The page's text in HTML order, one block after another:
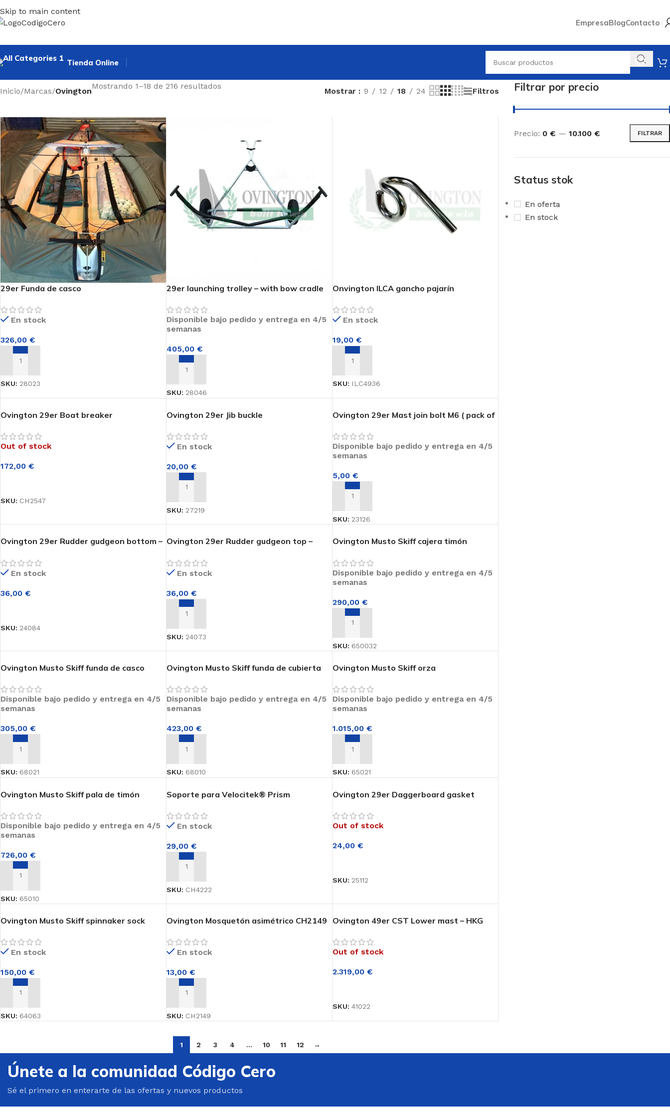
Skip to main content
EmpresaBlogContacto
Tienda Online
GENERAL
Velas
Orza y Timón
Botavara
ACCESORIOS
Carros de varada
Flotadores
Inicio/Marcas/Ovington
Mostrando 1–18 de 216 resultados
Mostrar 9 12 18 24 Filtros
29er Funda de casco
En stock
326,00 €
AÑADIR AL CARRITO
SKU: 28023
29er launching trolley – with bow cradle
Disponible bajo pedido y entrega en 4/5
semanas
405,00€
AÑADIR AL CARRITO
SKU: 28046
Onvington ILCA gancho pajarín
En stock
19,00€
AÑADIR AL CARRITO
SKU: ILC4936
Ovington 29er Boat breaker
Out of stock
172,00 €
SKU: CH2547
Ovington 29er Jib buckle
En stock
20,00€
AÑADIR AL CARRITO
SKU: 27219
Ovington 29er Mast join bolt M6 ( pack of
Disponible bajo pedido y entrega en 4/5
semanas
5,00€
AÑADIR AL CARRITO
SKU: 23126
Ovington 29er Rudder gudgeon bottom –
En stock
36,00 €
SKU: 24084
Ovington 29er Rudder gudgeon top –
En stock
36,00€
AÑADIR AL CARRITO
SKU: 24073
Ovington Musto Skiff cajera timón
Disponible bajo pedido y entrega en 4/5
semanas
290,00€
AÑADIR AL CARRITO
SKU: 650032
Ovington Musto Skiff funda de casco
Disponible bajo pedido y entrega en 4/5
semanas
305,00 €
AÑADIR AL CARRITO
SKU: 68021
Ovington Musto Skiff funda de cubierta
Disponible bajo pedido y entrega en 4/5
semanas
423,00€
AÑADIR AL CARRITO
SKU: 68010
Ovington Musto Skiff orza
Disponible bajo pedido y entrega en 4/5
semanas
1.015,00€
AÑADIR AL CARRITO
SKU: 65021
Ovington Musto Skiff pala de timón
Disponible bajo pedido y entrega en 4/5
semanas
726,00 €
AÑADIR AL CARRITO
SKU: 65010
Soporte para Velocitek® Prism
En stock
29,00€
AÑADIR AL CARRITO
SKU: CH4222
Ovington 29er Daggerboard gasket
Out of stock
24,00€
SKU: 25112
Ovington Musto Skiff spinnaker sock
En stock
150,00 €
AÑADIR AL CARRITO
SKU: 64063
Ovington Mosquetón asimétrico CH2149
En stock
13,00€
AÑADIR AL CARRITO
SKU: CH2149
Ovington 49er CST Lower mast – HKG
Out of stock
2.319,00€
SKU:41022
1 2 3 4 … 10 11 12 →
Filtrar por precio
FILTRAR
Precio: 0 € — 10.100 €
Status stok
En oferta
En stock
Únete a la comunidad Código Cero
Sé el primero en enterarte de las ofertas y nuevos productos